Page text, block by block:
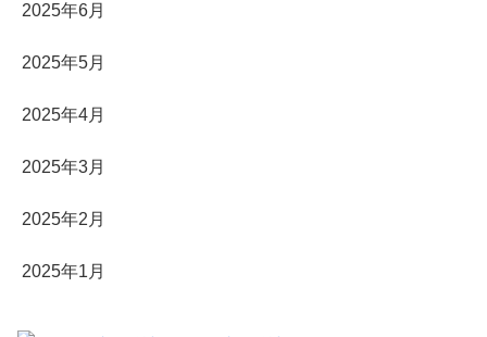
2025年6月
2025年5月
2025年4月
2025年3月
2025年2月
2025年1月